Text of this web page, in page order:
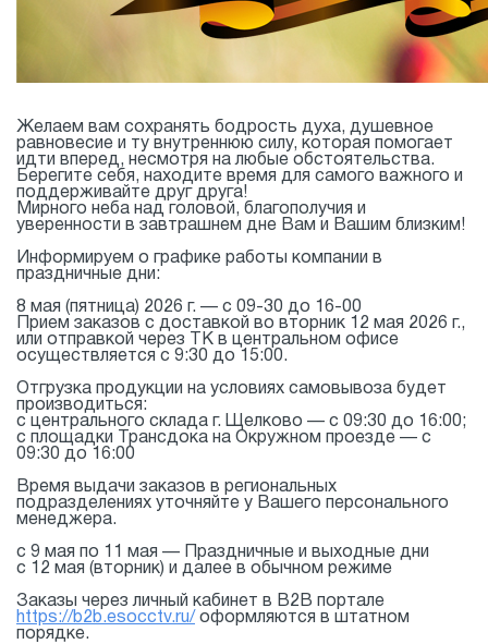
Желаем вам сохранять бодрость духа, душевное
равновесие и ту внутреннюю силу, которая помогает
идти вперед, несмотря на любые обстоятельства.
Берегите себя, находите время для самого важного и
поддерживайте друг друга!
Мирного неба над головой, благополучия и
уверенности в завтрашнем дне Вам и Вашим близким!
Информируем о графике работы компании в
праздничные дни:
8 мая (пятница) 2026 г. — с 09-30 до 16-00
Прием заказов с доставкой во вторник 12 мая 2026 г.,
или отправкой через ТК в центральном офисе
осуществляется с 9:30 до 15:00.
Отгрузка продукции на условиях самовывоза будет
производиться:
с центрального склада г. Щелково — с 09:30 до 16:00;
с площадки Трансдока на Окружном проезде — с
09:30 до 16:00
Время выдачи заказов в региональных
подразделениях уточняйте у Вашего персонального
менеджера.
с 9 мая по 11 мая — Праздничные и выходные дни
с 12 мая (вторник) и далее в обычном режиме
Заказы через личный кабинет в B2B портале
https://b2b.esocctv.ru/ оформляются в штатном
порядке.